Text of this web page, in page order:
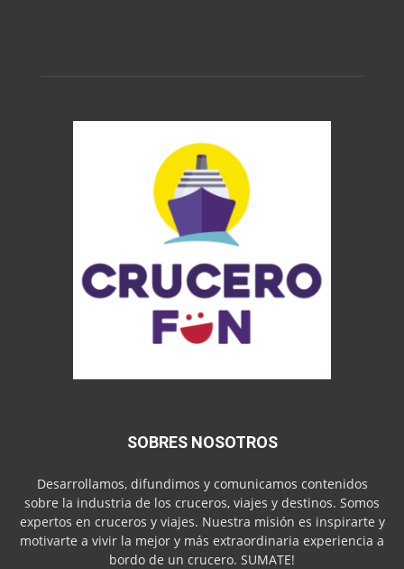
SOBRES NOSOTROS
Desarrollamos, difundimos y comunicamos contenidos
sobre la industria de los cruceros, viajes y destinos. Somos
expertos en cruceros y viajes. Nuestra misión es inspirarte y
motivarte a vivir la mejor y más extraordinaria experiencia a
bordo de un crucero. SUMATE!